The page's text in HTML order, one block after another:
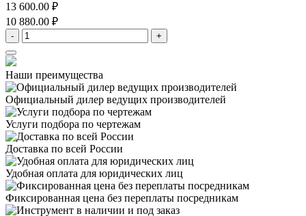
13 600.00 ₽
10 880.00 ₽
- +
Наши преимущества
Официальный дилер ведущих производителей
Услуги подбора по чертежам
Доставка по всей России
Удобная оплата для юридических лиц
Фиксированная цена без переплаты посредникам